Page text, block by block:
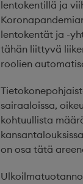
lentokentillä ja
lentokentät ja -
tähän liittyvä
roolien
sairaaloissa,
kohtuullista
on osa tätä